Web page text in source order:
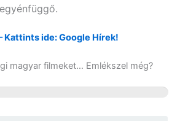
Kattints ide: Google Hírek!
magyar filmeket… Emlékszel még?